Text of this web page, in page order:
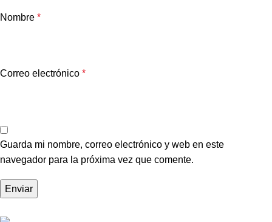
Nombre *
Correo electrónico *
Guarda mi nombre, correo electrónico y web en este
navegador para la próxima vez que comente.